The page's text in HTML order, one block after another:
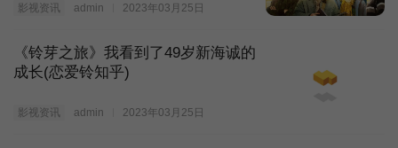
影视资讯 admin 2023年03月25日
《铃芽之旅》我看到了49岁新海诚的
成长(恋爱铃知乎)
影视资讯 admin 2023年03月25日